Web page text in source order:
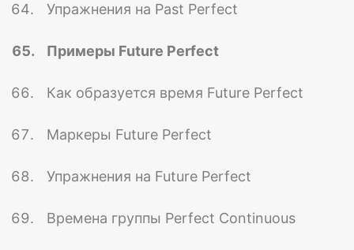
Упражнения на Past Perfect
Примеры Future Perfect
Как образуется время Future Perfect
Маркеры Future Perfect
Упражнения на Future Perfect
Времена группы Perfect Continuous